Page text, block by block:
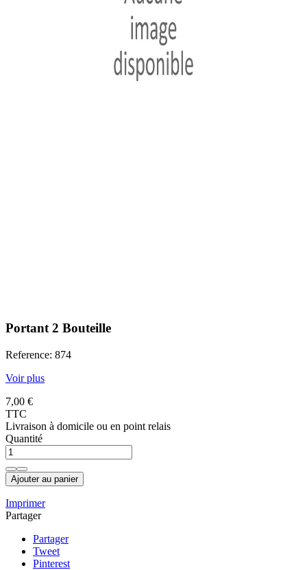
Portant 2 Bouteille
Reference: 874
Voir plus
7,00 €
TTC
Livraison à domicile ou en point relais
Quantité
Ajouter au panier
Imprimer
Partager
Partager
Tweet
Pinterest